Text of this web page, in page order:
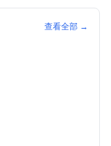
查看全部 →